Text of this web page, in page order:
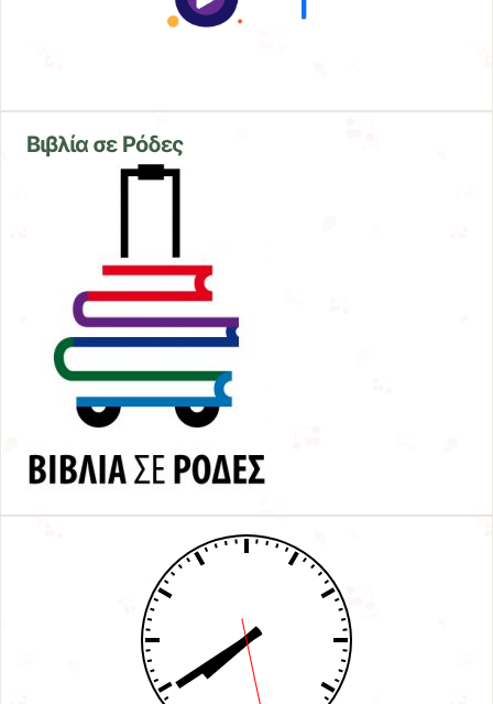
Βιβλία σε Ρόδες